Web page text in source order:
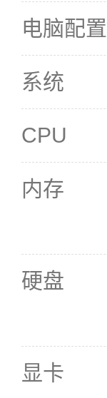
电脑配置
系统
CPU
内存
硬盘
显卡